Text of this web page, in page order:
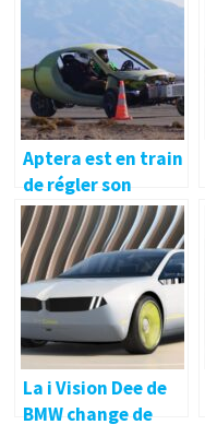
anciens modèles S
Aptera est en train
de régler son
véhicule électrique
de 1 000 milles et il
peut dépasser
certaines voitures
de sport
La i Vision Dee de
BMW change de